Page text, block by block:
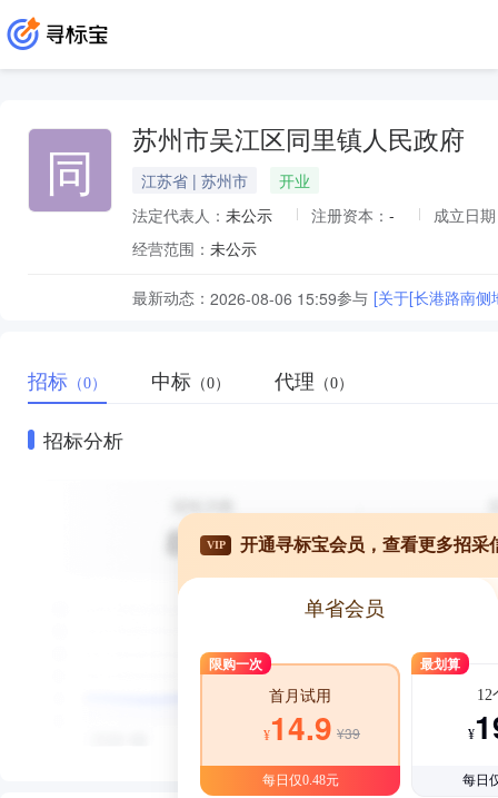
同 苏州市吴江区同里镇人民政府
江苏省 | 苏州市
开业
法定代表人： 未公示 注册资本： -
成立日
经营范围： 未公示
最新动态： 2026-08-06 15:59参与 [关于[长港路南
招标 （0） 中标 （0） 代理 （0）
招标分析
VIP 开通寻标宝会员，查看更多招采
单省会员
限购一次
首月试用
¥14.9 ¥39
每日仅0.48元
最划算
12
¥
每日